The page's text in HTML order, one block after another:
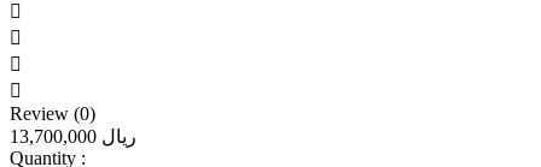




Review (0)
13,700,000 ریال
Quantity :